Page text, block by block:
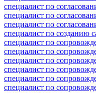
специалист по
специалист по
специалист по
специалист по созданию
специалист по
специалист по
специалист по
специалист по
специалист по
специалист по